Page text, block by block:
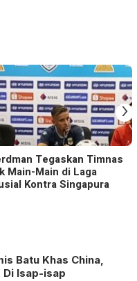
Tegaskan Timnas
Main-Main di Laga
Kontra Singapura
›
Batu Khas China,
Di Isap-isap